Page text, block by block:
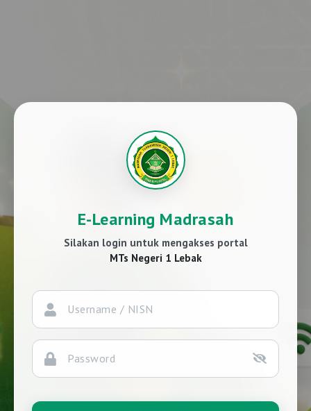
E-Learning Madrasah
Silakan login untuk mengakses portal
MTs Negeri 1 Lebak